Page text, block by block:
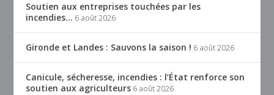
Soutien aux entreprises touchées par les
incendies… 6 août 2026
Gironde et Landes : Sauvons la saison ! 6 août 2026
Canicule, sécheresse, incendies : l’État renforce son
soutien aux agriculteurs 6 août 2026